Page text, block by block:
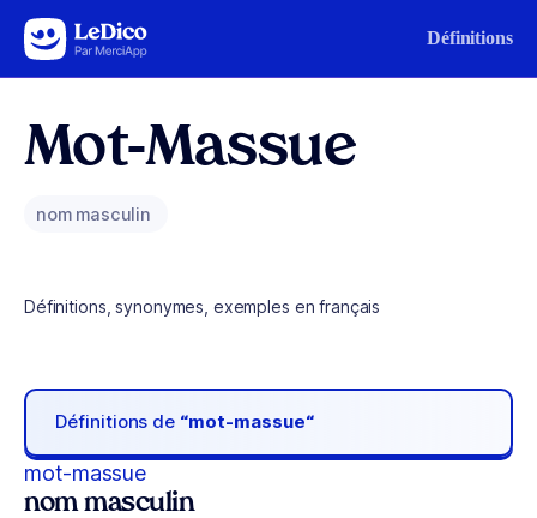
Aller au contenu Définitions
Mot-Massue
nom masculin
Définitions, synonymes, exemples en français
Définitions de “mot-massue“
mot-massue
nom masculin